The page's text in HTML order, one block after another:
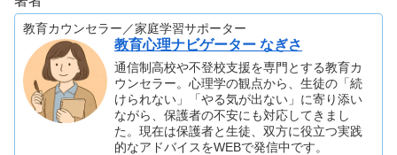
教育カウンセラー／家庭学習サポーター
教育心理ナビゲーター なぎさ
通信制高校や不登校支援を専門とする教育カ
ウンセラー。心理学の観点から、生徒の「続
けられない」「やる気が出ない」に寄り添い
ながら、保護者の不安にも対応してきまし
た。現在は保護者と生徒、双方に役立つ実践
的なアドバイスをWEBで発信中です。